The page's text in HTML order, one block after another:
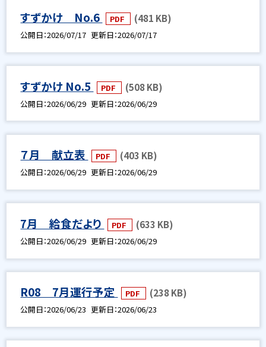
すずかけ No.6 PDF (481 KB)
公開日 2026/07/17 更新日 2026/07/17
すずかけ No.5 PDF (508 KB)
公開日 2026/06/29 更新日 2026/06/29
７月 献立表 PDF (403 KB)
公開日 2026/06/29 更新日 2026/06/29
7月 給食だより PDF (633 KB)
公開日 2026/06/29 更新日 2026/06/29
R08 7月運行予定 PDF (238 KB)
公開日 2026/06/23 更新日 2026/06/23